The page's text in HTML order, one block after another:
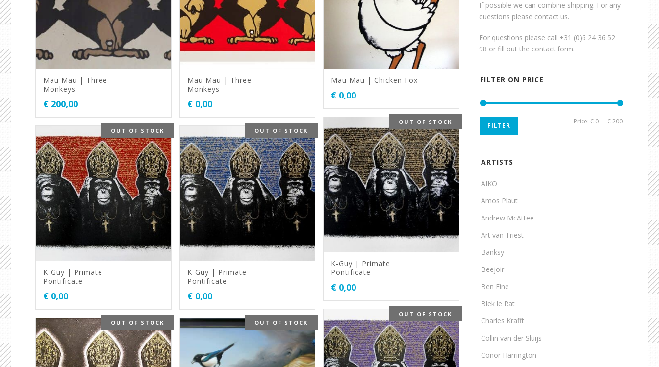
Mau Mau | Three
Monkeys
€ 200,00
Mau Mau | Three
Monkeys
€0,00
Mau Mau | Chicken Fox
€ 0,00
OUT OF STOCK
K-Guy | Primate
Pontificate
€ 0,00
OUT OF STOCK
K-Guy | Primate
Pontificate
€ 0,00
OUT OF STOCK
K-Guy | Primate
Pontificate
€0,00
OUT OF STOCK
OUT OF STOCK OUT OF STOCK
If possible we can combine shipping. For any
questions please contact us.
For questions please call +31 (0)6 24 36 52
98 or fill out the contact form.
FILTER ON PRICE
Min
Max
FILTER
Price: € 0—€ 200
ARTISTS
AIKO
Amos Plaut
Andrew McAttee
Art van Triest
Banksy
Beejoir
Ben Eine
Blek le Rat
Charles Krafft
Collin van der Sluijs
Conor Harrington